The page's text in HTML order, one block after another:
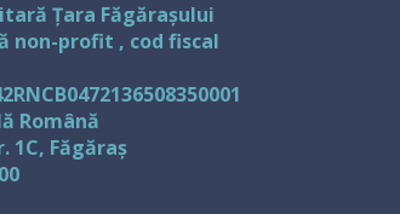
Țara Făgărașului
non-profit , cod fiscal
Română
1C, Făgăraș